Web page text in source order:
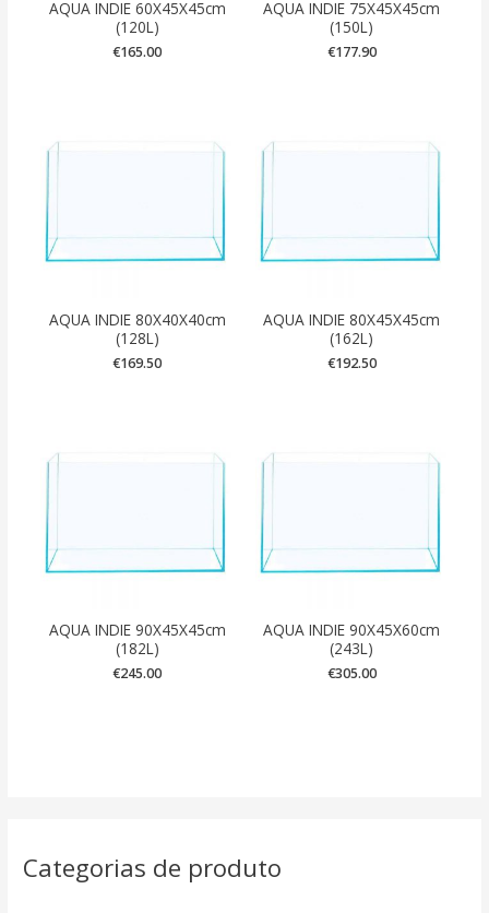
Categorias de produto
AQUA INDIE 60X45X45cm
(120L)
€165.00
AQUA INDIE 75X45X45cm
(150L)
€177.90
AQUA INDIE 80X40X40cm
(128L)
€169.50
AQUA INDIE 80X45X45cm
(162L)
€192.50
AQUA INDIE 90X45X45cm
(182L)
€245.00
AQUA INDIE 90X45X60cm
(243L)
€305.00